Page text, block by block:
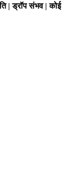
| ड्रॉप संभव | कोई